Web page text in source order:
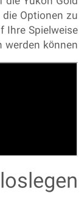
die Optionen zu
Ihre Spielweise
werden können.